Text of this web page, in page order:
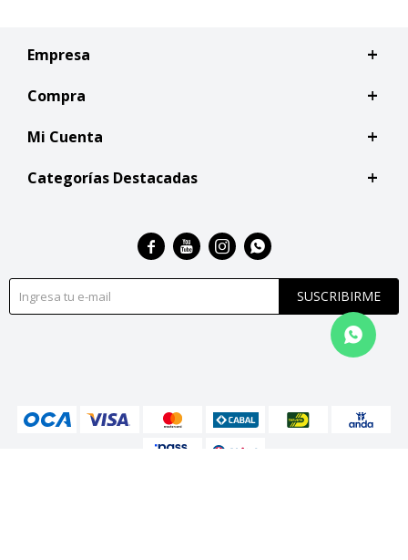
Empresa
Compra
Mi Cuenta
Categorías Destacadas
SUSCRIBIRME
   